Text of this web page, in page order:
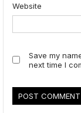
Website
Save my
next time I